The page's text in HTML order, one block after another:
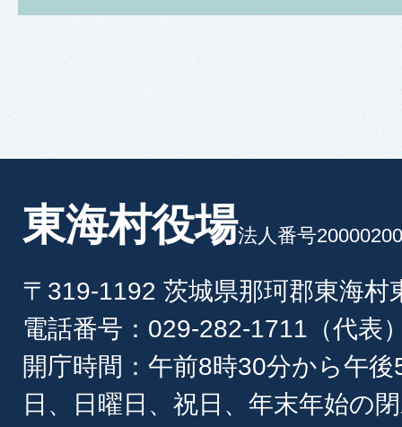
東海村役場法人番号
〒319-1192 茨城県那珂郡東海村
電話番号：029-282-1711（代表
開庁時間：午前8時30分から午
日、日曜日、祝日、年末年始の